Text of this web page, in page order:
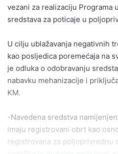
vezani za realizaciju Programa
sredstava za poticaje u
U cilju ublažavanja negativnih
kao posljedica poremećaja na
je odluka o odobravanju
nabavku mehanizacije i
KM.
-Navedena sredstva
imaju registrovani obrt kao
registrovana za poljoprivrednu